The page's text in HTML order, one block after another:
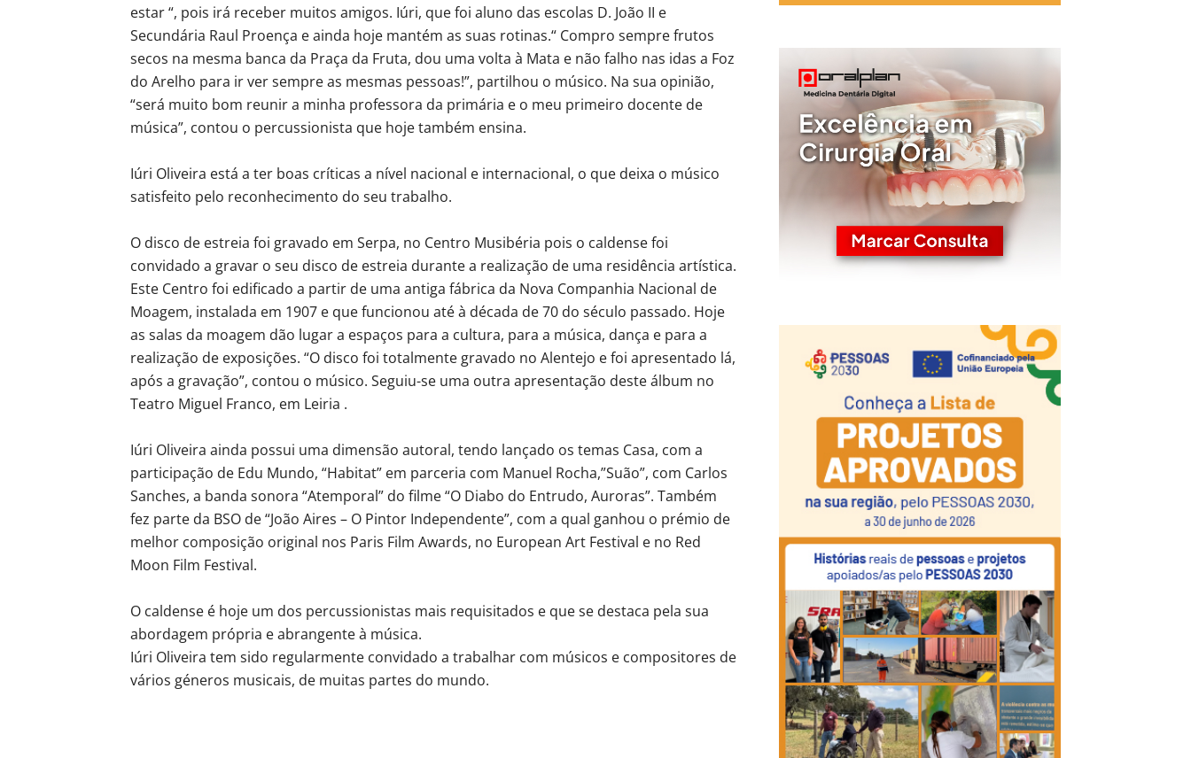
estar “, pois irá receber muitos amigos. Iúri, que foi aluno das escolas D. João II e
Secundária Raul Proença e ainda hoje mantém as suas rotinas.“ Compro sempre frutos
secos na mesma banca da Praça da Fruta, dou uma volta à Mata e não falho nas idas a Foz
do Arelho para ir ver sempre as mesmas pessoas!”, partilhou o músico. Na sua opinião,
“será muito bom reunir a minha professora da primária e o meu primeiro docente de
música”, contou o percussionista que hoje também ensina.
Iúri Oliveira está a ter boas críticas a nível nacional e internacional, o que deixa o músico
satisfeito pelo reconhecimento do seu trabalho.
O disco de estreia foi gravado em Serpa, no Centro Musibéria pois o caldense foi
convidado a gravar o seu disco de estreia durante a realização de uma residência artística.
Este Centro foi edificado a partir de uma antiga fábrica da Nova Companhia Nacional de
Moagem, instalada em 1907 e que funcionou até à década de 70 do século passado. Hoje
as salas da moagem dão lugar a espaços para a cultura, para a música, dança e para a
realização de exposições. “O disco foi totalmente gravado no Alentejo e foi apresentado lá,
após a gravação”, contou o músico. Seguiu-se uma outra apresentação deste álbum no
Teatro Miguel Franco, em Leiria .
Iúri Oliveira ainda possui uma dimensão autoral, tendo lançado os temas Casa, com a
participação de Edu Mundo, “Habitat” em parceria com Manuel Rocha,”Suão”, com Carlos
Sanches, a banda sonora “Atemporal” do filme “O Diabo do Entrudo, Auroras”. Também
fez parte da BSO de “João Aires – O Pintor Independente”, com a qual ganhou o prémio de
melhor composição original nos Paris Film Awards, no European Art Festival e no Red
Moon Film Festival.
O caldense é hoje um dos percussionistas mais requisitados e que se destaca pela sua
abordagem própria e abrangente à música.
Iúri Oliveira tem sido regularmente convidado a trabalhar com músicos e compositores de
vários géneros musicais, de muitas partes do mundo.